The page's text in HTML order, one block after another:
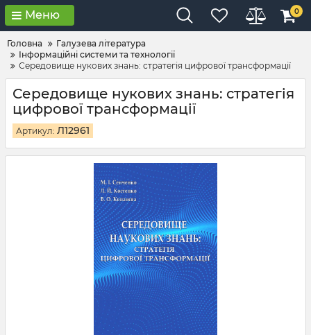
Меню 0
Головна
Галузева література
Інформаційні системи та технології
Середовище нукових знань: стратегія цифрової трансформації
Середовище нукових знань: стратегія
цифрової трансформації
Артикул: Л12961